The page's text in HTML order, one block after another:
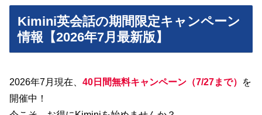
Kimini英会話の期間限定キャンペーン
情報【2026年7月最新版】
2026年7月現在、 40日間無料キャンペーン（7/27まで）
を
開催中！